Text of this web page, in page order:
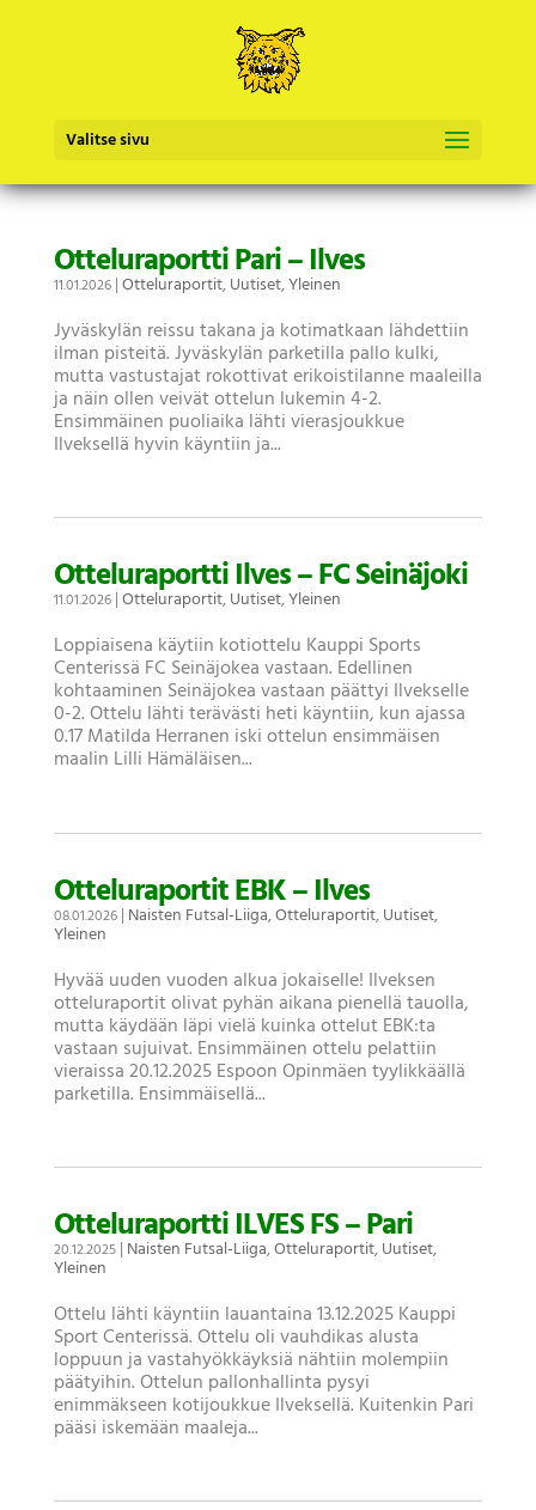
Valitse sivu
Otteluraportti Pari – Ilves
11.01.2026|Otteluraportit,Uutiset,Yleinen
Jyväskylän reissu takana ja kotimatkaan lähdettiin
ilman pisteitä. Jyväskylän parketilla pallo kulki,
mutta vastustajat rokottivat erikoistilanne maaleilla
ja näin ollen veivät ottelun lukemin 4-2.
Ensimmäinen puoliaika lähti vierasjoukkue
Ilveksellä hyvin käyntiin ja...
Otteluraportti Ilves – FC Seinäjoki
11.01.2026|Otteluraportit,Uutiset,Yleinen
Loppiaisena käytiin kotiottelu Kauppi Sports
Centerissä FC Seinäjokea vastaan. Edellinen
kohtaaminen Seinäjokea vastaan päättyi Ilvekselle
0-2. Ottelu lähti terävästi heti käyntiin, kun ajassa
0.17 Matilda Herranen iski ottelun ensimmäisen
maalin Lilli Hämäläisen...
Otteluraportit EBK – Ilves
08.01.2026| Naisten Futsal-Liiga,Otteluraportit,Uutiset,
Yleinen
Hyvää uuden vuoden alkua jokaiselle! Ilveksen
otteluraportit olivat pyhän aikana pienellä tauolla,
mutta käydään läpi vielä kuinka ottelut EBK:ta
vastaan sujuivat. Ensimmäinen ottelu pelattiin
vieraissa 20.12.2025 Espoon Opinmäen tyylikkäällä
parketilla. Ensimmäisellä...
Otteluraportti ILVES FS – Pari
20.12.2025| Naisten Futsal-Liiga,Otteluraportit,Uutiset,
Yleinen
Ottelu lähti käyntiin lauantaina 13.12.2025 Kauppi
Sport Centerissä. Ottelu oli vauhdikas alusta
loppuun ja vastahyökkäyksiä nähtiin molempiin
päätyihin. Ottelun pallonhallinta pysyi
enimmäkseen kotijoukkue Ilveksellä. Kuitenkin Pari
pääsi iskemään maaleja...